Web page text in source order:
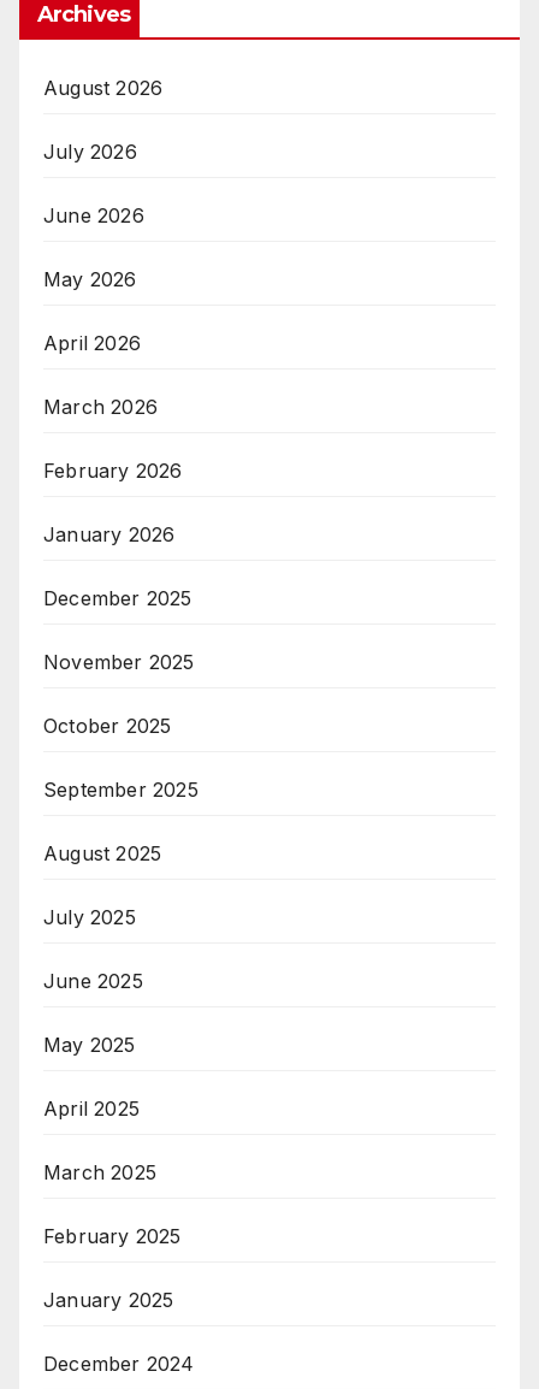
Archives
August 2026
July 2026
June 2026
May 2026
April 2026
March 2026
February 2026
January 2026
December 2025
November 2025
October 2025
September 2025
August 2025
July 2025
June 2025
May 2025
April 2025
March 2025
February 2025
January 2025
December 2024